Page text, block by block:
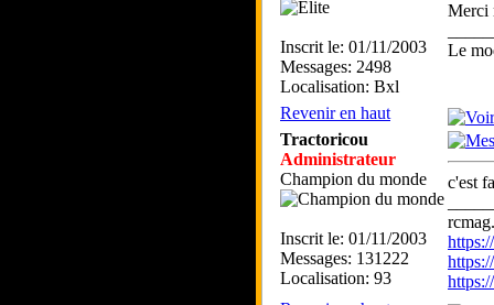
Inscrit le: 01/11/2003
Messages: 2498
Localisation: Bxl
Merci
Le
Revenir en haut
Tractoricou
Administrateur
Champion du monde
Inscrit le: 01/11/2003
Messages: 131222
Localisation: 93
c'est